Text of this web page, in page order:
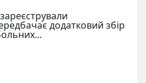
додатковий збір